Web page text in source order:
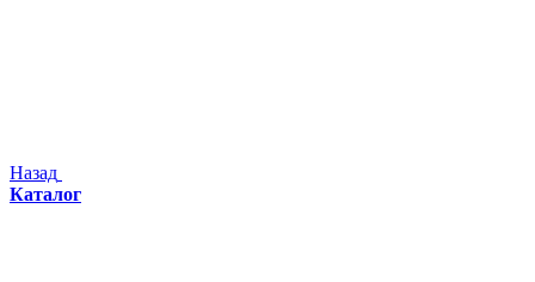
Назад
Каталог